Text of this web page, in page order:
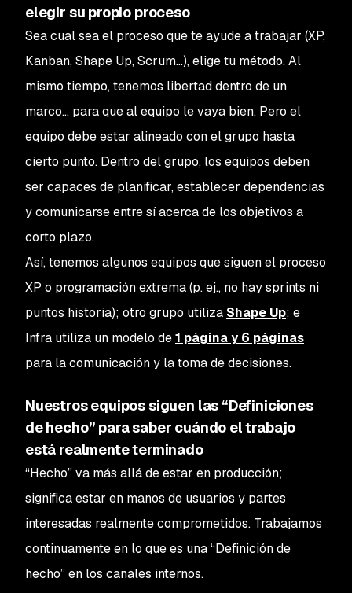
elegir su propio proceso
Sea cual sea el proceso que te ayude a trabajar (XP,
Kanban, Shape Up, Scrum...), elige tu método. Al
mismo tiempo, tenemos libertad dentro de un
marco... para que al equipo le vaya bien. Pero el
equipo debe estar alineado con el grupo hasta
cierto punto. Dentro del grupo, los equipos deben
ser capaces de planificar, establecer dependencias
y comunicarse entre sí acerca de los objetivos a
corto plazo.
Así, tenemos algunos equipos que siguen el proceso
XP o programación extrema (p. ej., no hay sprints ni
puntos historia); otro grupo utiliza Shape Up; e
Infra utiliza un modelo de1 página y 6 páginas
para la comunicación y la toma de decisiones.
Nuestros equipos siguen las “Definiciones
de hecho” para saber cuándo el trabajo
está realmente terminado
“Hecho” va más allá de estar en producción;
significa estar en manos de usuarios y partes
interesadas realmente comprometidos. Trabajamos
continuamente en lo que es una “Definición de
hecho” en los canales internos.